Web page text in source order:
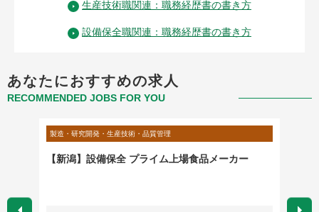
生産技術職関連：職務経歴書の書き方
設備保全職関連：職務経歴書の書き方
あなたにおすすめの求人
RECOMMENDED JOBS FOR YOU
製造・研究開発・生産技術・品質管理
【新潟】設備保全 プライム上場食品メーカー